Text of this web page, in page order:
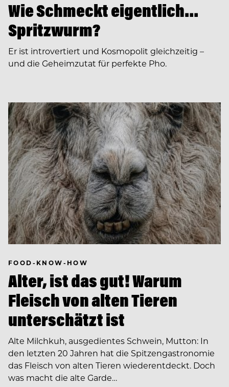
Wie Schmeckt eigentlich…
Spritzwurm?
Er ist introvertiert und Kosmopolit gleichzeitig –
und die Geheimzutat für perfekte Pho.
FOOD-KNOW-HOW
Alter, ist das gut! Warum
Fleisch von alten Tieren
unterschätzt ist
Alte Milchkuh, ausgedientes Schwein, Mutton: In
den letzten 20 Jahren hat die Spitzengastronomie
das Fleisch von alten Tieren wiederentdeckt. Doch
was macht die alte Garde…